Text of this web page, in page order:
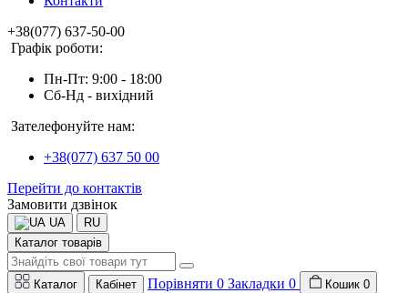
+38(077) 637-50-00
Графік роботи:
Пн-Пт: 9:00 - 18:00
Сб-Нд - вихідний
Зателефонуйте нам:
+38(077) 637 50 00
Перейти до контактів
Замовити дзвінок
UA
RU
Каталог товарів
Каталог Кабінет Порівняти 0 Закладки 0 Кошик 0